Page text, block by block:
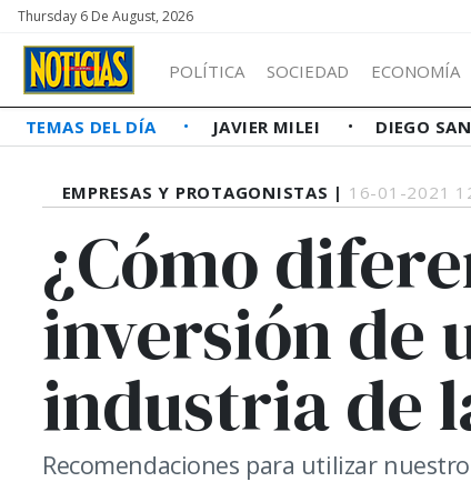
Thursday 6 De August, 2026
POLÍTICA SOCIEDAD ECONOMÍA
TEMAS DEL DÍA JAVIER MILEI DIEGO
EMPRESAS Y PROTAGONISTAS | 16-01-2021
¿Cómo
inversión de
industria de
Recomendaciones para utilizar